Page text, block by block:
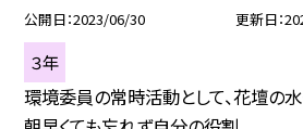
公開日 2023/06/30 更新日
３年
環境委員の常時活動として、花壇の水